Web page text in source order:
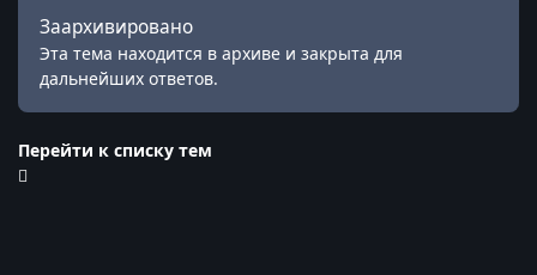
Заархивировано
Эта тема находится в архиве и закрыта для
дальнейших ответов.
Перейти к списку тем